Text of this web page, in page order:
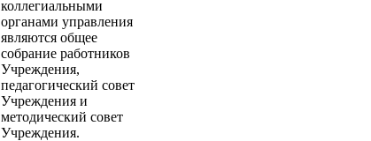
коллегиальными
органами управления
являются общее
собрание работников
Учреждения,
педагогический совет
Учреждения и
методический совет
Учреждения.